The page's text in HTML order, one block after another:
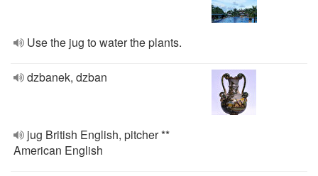
Use the jug to water the plants.
dzbanek, dzban
jug British English, pitcher **
American English